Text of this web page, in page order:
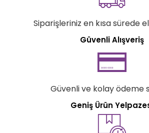
Siparişleriniz en kısa sürede
Güvenli Alışveriş
Güvenli ve kolay ödeme
Geniş Ürün